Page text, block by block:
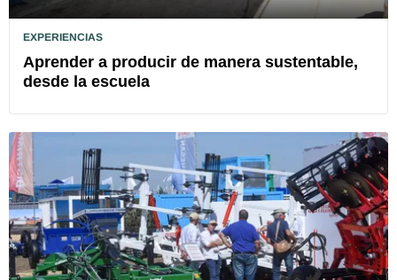
EXPERIENCIAS
Aprender a producir de manera sustentable,
desde la escuela